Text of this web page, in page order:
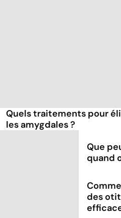
Quels traitements pour
les amygdales ?
Que
quand
des